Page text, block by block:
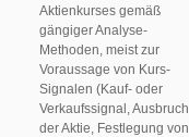
Aktienkurses gemäß
gängiger Analyse-
Methoden, meist zur
Voraussage von Kurs-
Signalen (Kauf- oder
Verkaufssignal, Ausbruch
der Aktie, Festlegung von